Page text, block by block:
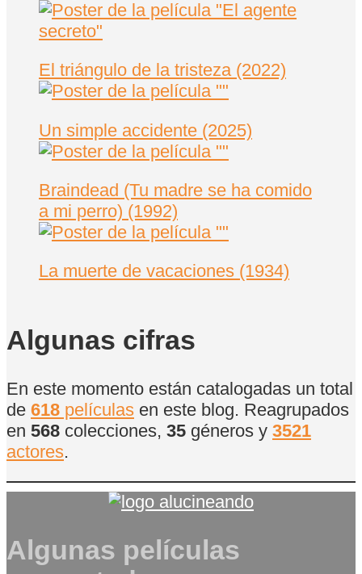
El triángulo de la tristeza (2022)
Un simple accidente (2025)
Braindead (Tu madre se ha comido
a mi perro) (1992)
La muerte de vacaciones (1934)
Algunas cifras
En este momento están catalogadas un total
de 618 películas en este blog. Reagrupados
en 568 colecciones, 35 géneros y 3521
actores.
Algunas películas